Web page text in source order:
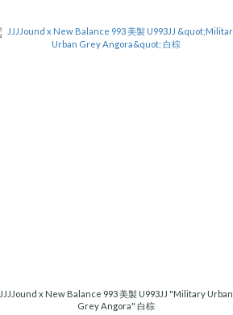
JJJJound x New Balance 993 美製 U993JJ "Military Urban
Grey Angora" 白棕